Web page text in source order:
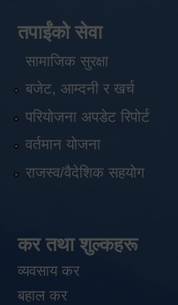
तपाईंको सेवा
सामाजिक सुरक्षा
बजेट, आम्दनी र खर्च
परियोजना अपडेट रिपोर्ट
वर्तमान योजना
राजस्व/वैदेशिक सहयोग
कर तथा शुल्कहरू
व्यवसाय कर
बहाल कर